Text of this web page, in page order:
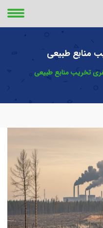
منابع طبیعی
تخریب منابع طبیعی